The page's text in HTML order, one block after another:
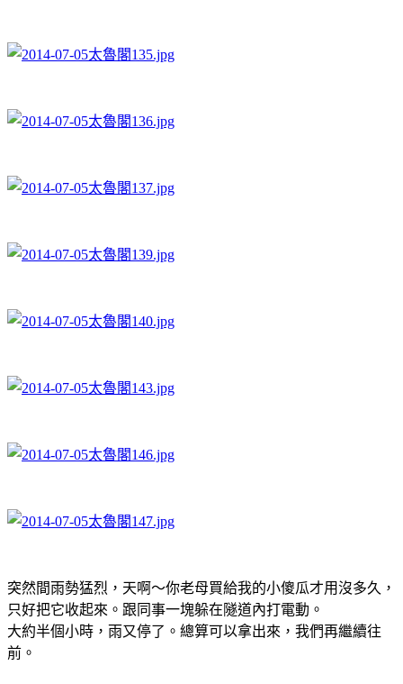
突然間雨勢猛烈，天啊～你老母買給我的小傻瓜才用沒多久，
只好把它收起來。跟同事一塊躲在隧道內打電動。
大約半個小時，雨又停了。總算可以拿出來，我們再繼續往
前。